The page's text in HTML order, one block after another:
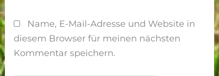
Name, E-Mail-Adresse und Website in
diesem Browser für meinen nächsten
Kommentar speichern.